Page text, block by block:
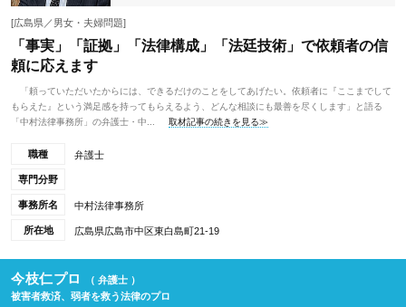
[広島県／男女・夫婦問題]
「事実」「証拠」「法律構成」「法廷技術」で依頼者の信
頼に応えます
「頼っていただいたからには、できるだけのことをしてあげたい。依頼者に『ここまでして
もらえた』という満足感を持ってもらえるよう、どんな相談にも最善を尽くします」と語る
「中村法律事務所」の弁護士・中...
取材記事の続きを見る≫
職種 弁護士
専門分野
事務所名 中村法律事務所
所在地 広島県広島市中区東白島町21-19
今枝仁プロ
（ 弁護士 ）
被害者救済、弱者を救う法律のプロ